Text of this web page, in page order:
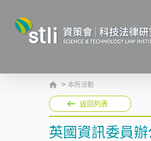
> 本所活動
返回列表
英國資訊委員